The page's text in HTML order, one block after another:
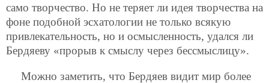
само творчество. Но не теряет ли идея творчества на
фоне подобной эсхатологии не только всякую
привлекательность, но и осмысленность, удался ли
Бердяеву «прорыв к смыслу через бессмыслицу».
Можно заметить, что Бердяев видит мир более